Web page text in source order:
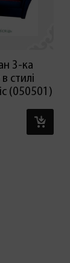
3-ка
стилі
(050501)